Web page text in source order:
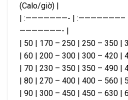
(Calo/giờ) |
| :———————- |
———————- |
| 50 | 170 – 250 | 250 – 350 |
| 60 | 200 – 300 | 300 – 420 |
| 70 | 230 – 350 | 350 – 490 |
| 80 | 270 – 400 | 400 – 560 |
| 90 | 300 – 450 | 450 – 630 |